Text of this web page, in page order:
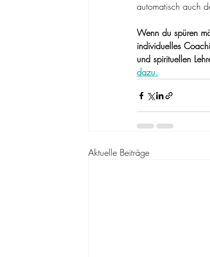
automatisch auch
Wenn du spüren
individuelles
und spirituellen
dazu.
Aktuelle Beiträge